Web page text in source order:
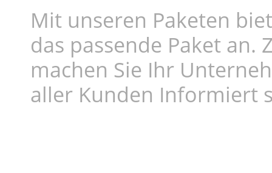
Mit unseren Paketen
das passende Paket an.
machen Sie Ihr
aller Kunden Informiert